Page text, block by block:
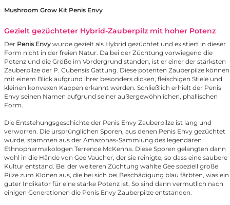
Mushroom Grow Kit Penis Envy
Gezielt gezüchteter Hybrid-Zauberpilz mit hoher Potenz
Der Penis Envy wurde gezielt als Hybrid gezüchtet und existiert in dieser
Form nicht in der freien Natur. Da bei der Züchtung vorwiegend die
Potenz und die Größe im Vordergrund standen, ist er einer der stärksten
Zauberpilze der P. Cubensis Gattung. Diese potenten Zauberpilze können
mit einem Blick aufgrund ihrer besonders dicken, fleischigen Stiele und
kleinen konvexen Kappen erkannt werden. Schließlich erhielt der Penis
Envy seinen Namen aufgrund seiner außergewöhnlichen, phallischen
Form.
Die Entstehungsgeschichte der Penis Envy Zauberpilze ist lang und
verworren. Die ursprünglichen Sporen, aus denen Penis Envy gezüchtet
wurde, stammen aus der Amazonas-Sammlung des legendären
Ethnopharmakologen Terrence McKenna. Diese Sporen gelangten dann
wohl in die Hände von Gee Vaucher, der sie reinigte, so dass eine saubere
Kultur entstand. Bei der weiteren Züchtung wählte Gee speziell große
Pilze zum Klonen aus, die bei sich bei Beschädigung blau färbten, was ein
guter Indikator für eine starke Potenz ist. So sind dann vermutlich nach
einigen Generationen die Penis Envy Zauberpilze entstanden.